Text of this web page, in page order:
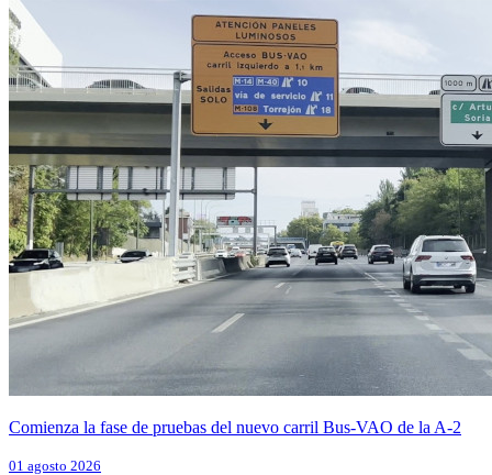
Comienza la fase de pruebas del nuevo carril Bus-VAO de la A-2
01 agosto 2026